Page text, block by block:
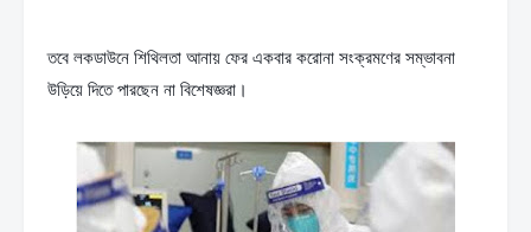
তবে লকডাউনে শিথিলতা আনায় ফের একবার করোনা সংক্রমণের সম্ভাবনা
উড়িয়ে দিতে পারছেন না বিশেষজ্ঞরা।